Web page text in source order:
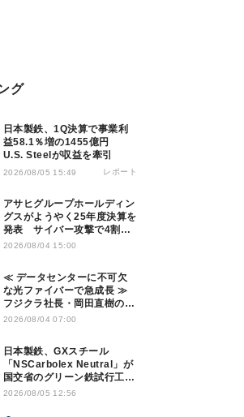
グ
日本製鉄、1Q決算で事業利
益58.1％増の1455億円
U.S. Steelが収益を牽引
2026/08/05 15:49 レポート
アサヒグループホールディン
グスがようやく25年度決算を
発表 サイバー攻撃で4割減
益
2026/08/04 15:00
≪ データセンターに不可欠
な光ファイバーで急成長 ≫
フジクラ社長・岡田直樹の技
術論「見えない技術優位性、
2026/08/04 07:00
日本製鉄、GXスチール
「NSCarbolex Neutral」が
国交省のグリーン鉄試行工事
に採用
2026/08/05 12:56